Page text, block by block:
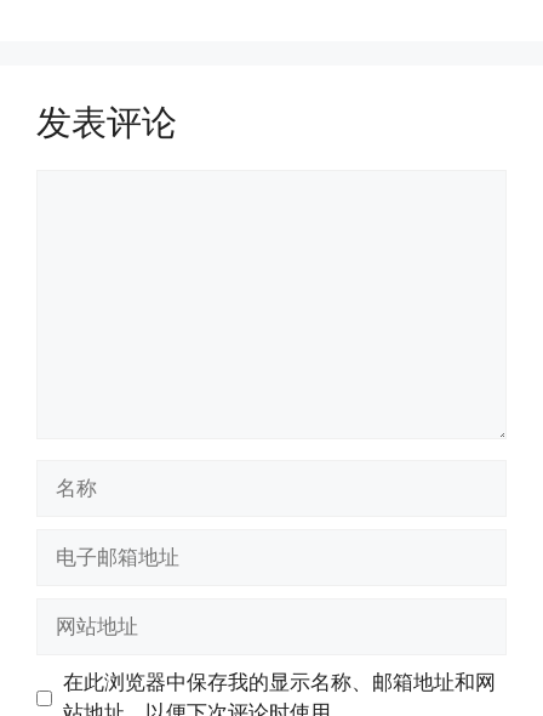
发表评论
址
址
在此浏览器中保存我的显示名称、邮箱地址和网